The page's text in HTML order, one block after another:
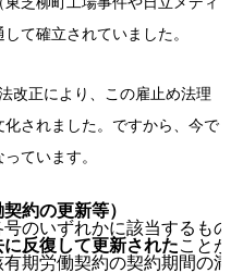
て確立されていました。
改正により、この雇止め法理
されました。ですから、今で
ています。
約の更新等）
のいずれかに該当するも
反復して更新されたことが
期労働契約の契約期間の満